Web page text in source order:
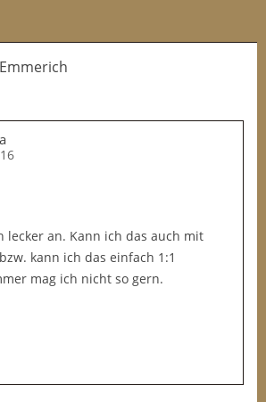
Emmerich
lecker an. Kann ich das auch mit
kann ich das einfach 1:1
mag ich nicht so gern.